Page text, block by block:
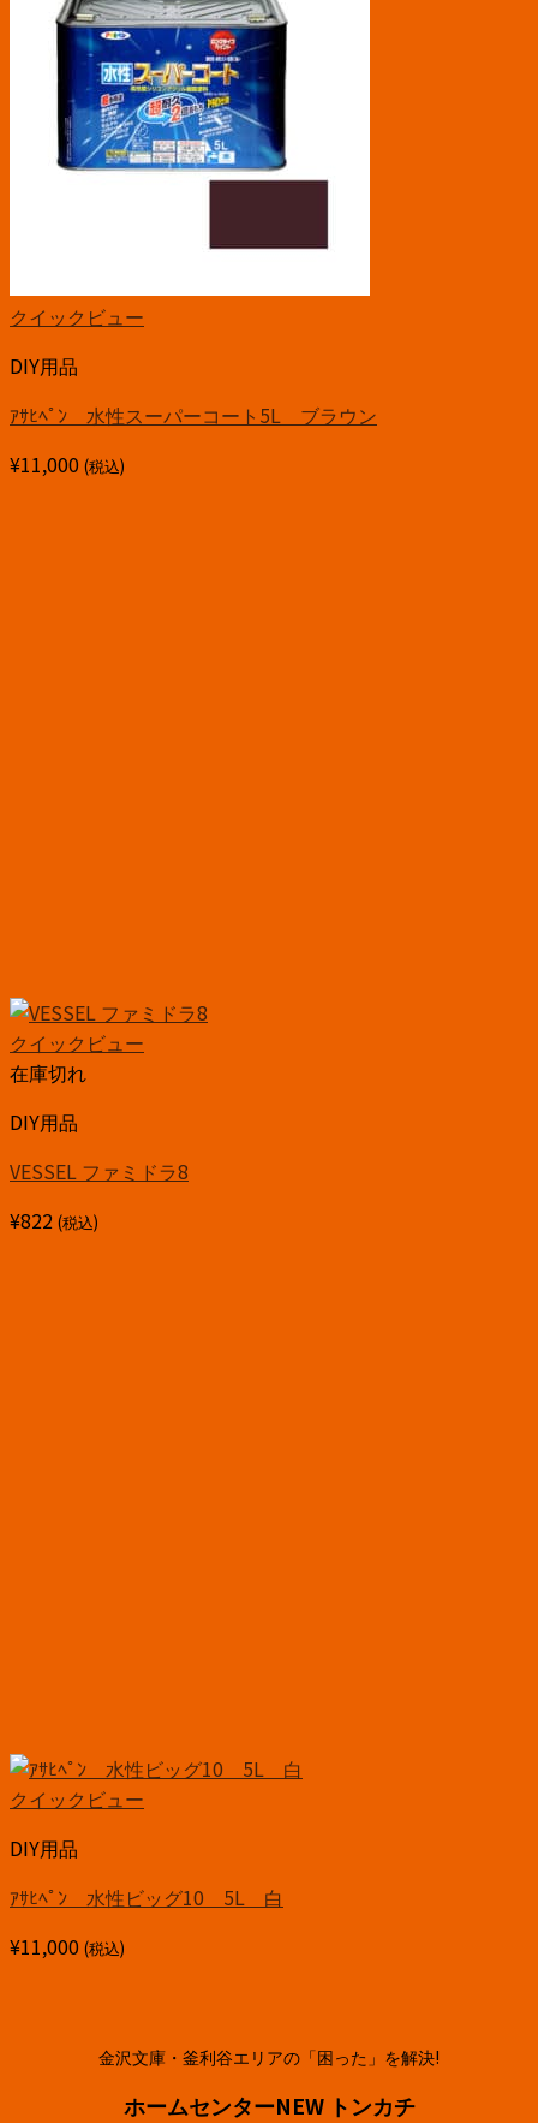
クイックビュー
DIY用品
ｱｻﾋﾍﾟﾝ 水性スーパーコート5L ブラウン
¥11,000 (税込)
クイックビュー
在庫切れ
DIY用品
VESSEL ファミドラ8
¥822 (税込)
クイックビュー
DIY用品
ｱｻﾋﾍﾟﾝ 水性ビッグ10 5L 白
¥11,000 (税込)
金沢文庫・釜利谷エリアの「困った」を解決!
ホームセンターNEW トンカチ